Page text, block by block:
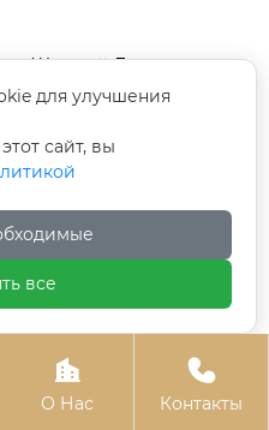
Шэнтай Гостиничная
при котором
мебели
Их опыт работы с
и бизнес-
реализация
без синхронизации
мебели на
в проект на
таких проблем,
материалов,

О Нас

Контакты
для улучшения
сайт, вы
все